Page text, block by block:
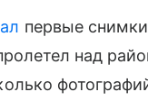
первые
над